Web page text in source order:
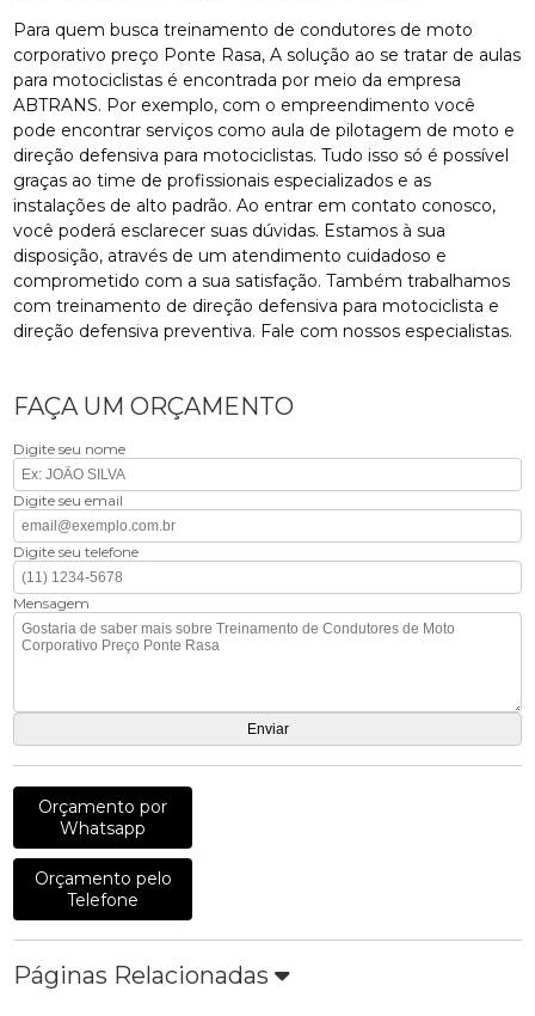
Para quem busca treinamento de condutores de moto
corporativo preço Ponte Rasa, A solução ao se tratar de aulas
para motociclistas é encontrada por meio da empresa
ABTRANS. Por exemplo, com o empreendimento você
pode encontrar serviços como aula de pilotagem de moto e
direção defensiva para motociclistas. Tudo isso só é possível
graças ao time de profissionais especializados e as
instalações de alto padrão. Ao entrar em contato conosco,
você poderá esclarecer suas dúvidas. Estamos à sua
disposição, através de um atendimento cuidadoso e
comprometido com a sua satisfação. Também trabalhamos
com treinamento de direção defensiva para motociclista e
direção defensiva preventiva. Fale com nossos especialistas.
FAÇA UM ORÇAMENTO
Digite seu nome
Digite seu email
Digite seu telefone
Mensagem
Orçamento por
Whatsapp
Orçamento pelo
Telefone
Páginas Relacionadas